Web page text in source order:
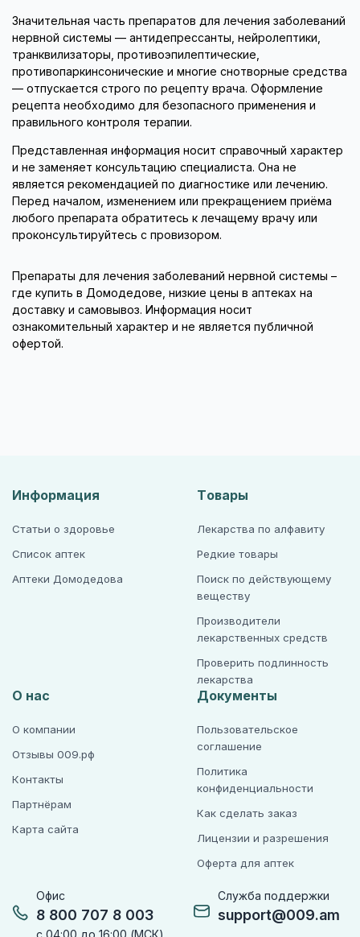
Значительная часть препаратов для лечения заболеваний
нервной системы — антидепрессанты, нейролептики,
транквилизаторы, противоэпилептические,
противопаркинсонические и многие снотворные средства
— отпускается строго по рецепту врача. Оформление
рецепта необходимо для безопасного применения и
правильного контроля терапии.
Представленная информация носит справочный характер
и не заменяет консультацию специалиста. Она не
является рекомендацией по диагностике или лечению.
Перед началом, изменением или прекращением приёма
любого препарата обратитесь к лечащему врачу или
проконсультируйтесь с провизором.
Препараты для лечения заболеваний нервной системы –
где купить в Домодедове, низкие цены в аптеках на
доставку и самовывоз. Информация носит
ознакомительный характер и не является публичной
офертой.
Офис
8 800 707 8 003
с 04:00 до 16:00 (МСК)
Служба поддержки
support@009.am
Информация
Статьи о здоровье
Список аптек
Аптеки Домодедова
Товары
Лекарства по алфавиту
Редкие товары
Поиск по действующему
веществу
Производители
лекарственных средств
Проверить подлинность
лекарства
О нас
О компании
Отзывы 009.рф
Контакты
Партнёрам
Карта сайта
Документы
Пользовательское
соглашение
Политика
конфиденциальности
Как сделать заказ
Лицензии и разрешения
Оферта для аптек